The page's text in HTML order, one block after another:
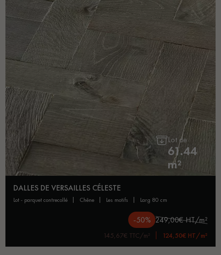
Lot de
61.44
m²
DALLES DE VERSAILLES CÉLESTE
lot - parquet contrecollé chêne les motifs larg 80 cm
-50% 249,00€ HT/m²
145,67€ TTC/m² 124,50€ HT/m²